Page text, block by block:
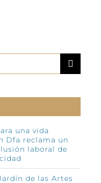
una vida
Dfa reclama un
laboral de
de las Artes